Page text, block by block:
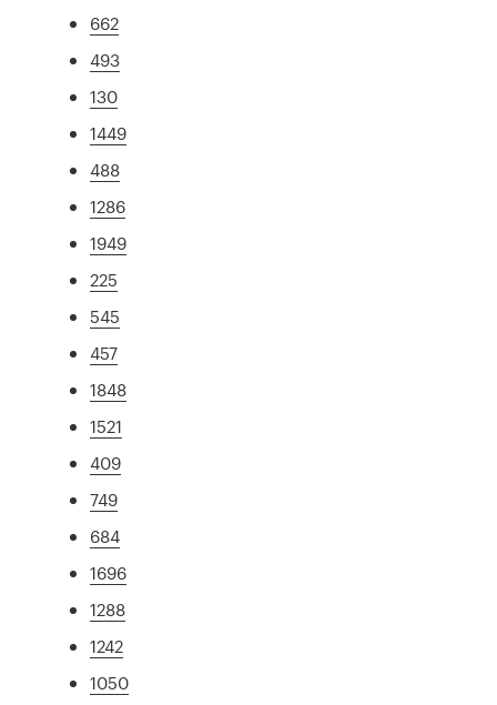
662
493
130
1449
488
1286
1949
225
545
457
1848
1521
409
749
684
1696
1288
1242
1050